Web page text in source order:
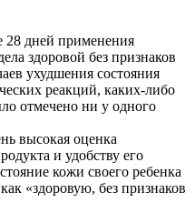
28 дней применения
здоровой без признаков
ухудшения состояния
реакций, каких-либо
отмечено ни у одного
высокая оценка
и удобству его
кожи своего ребенка
«здоровую, без признаков